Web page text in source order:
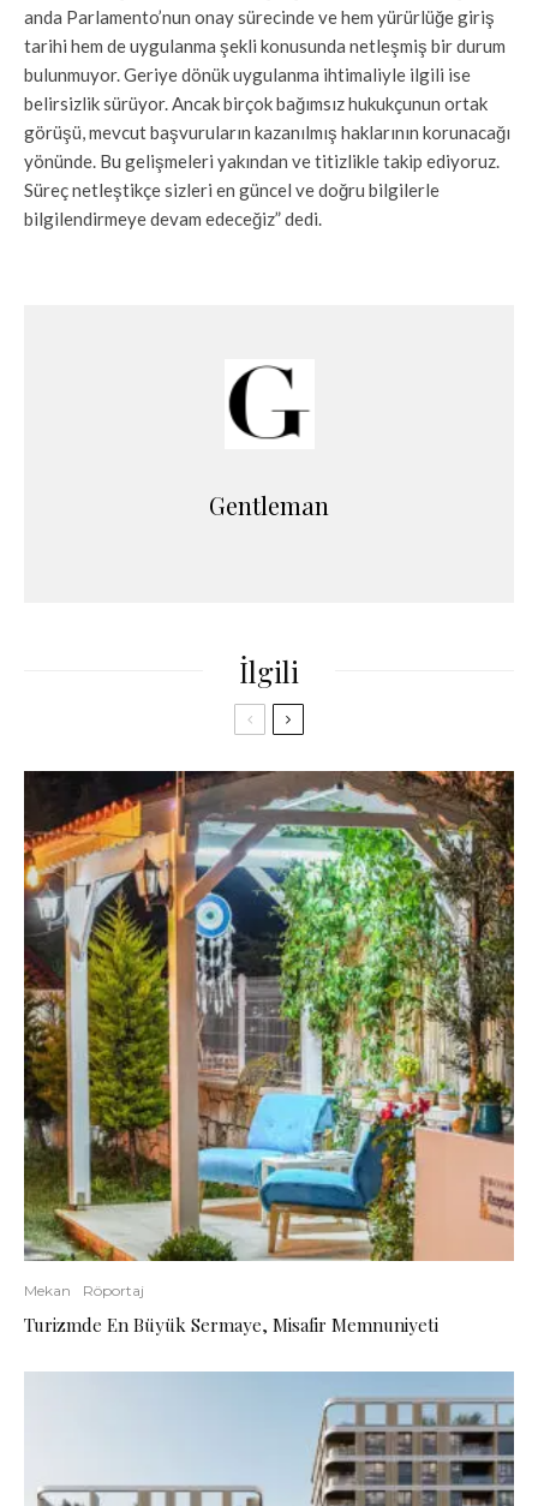
anda Parlamento’nun onay sürecinde ve hem yürürlüğe giriş
tarihi hem de uygulanma şekli konusunda netleşmiş bir durum
bulunmuyor. Geriye dönük uygulanma ihtimaliyle ilgili ise
belirsizlik sürüyor. Ancak birçok bağımsız hukukçunun ortak
görüşü, mevcut başvuruların kazanılmış haklarının korunacağı
yönünde. Bu gelişmeleri yakından ve titizlikle takip ediyoruz.
Süreç netleştikçe sizleri en güncel ve doğru bilgilerle
bilgilendirmeye devam edeceğiz” dedi.
Gentleman
İlgili
Mekan Röportaj
Turizmde En Büyük Sermaye, Misafir Memnuniyeti